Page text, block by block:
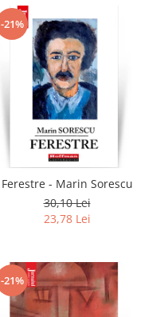
-21%
Ferestre - Marin Sorescu
30,10 Lei
23,78 Lei
-21%